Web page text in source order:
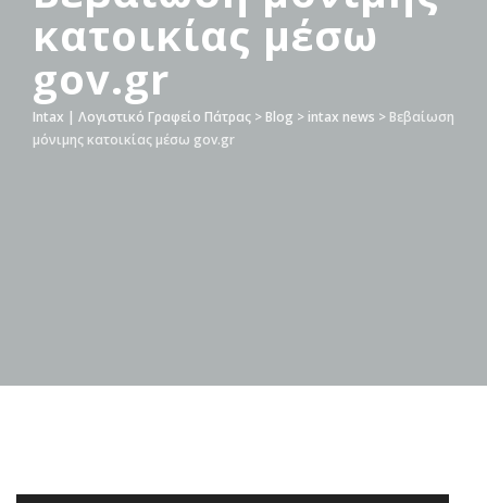
κατοικίας μέσω
gov.gr
Intax | Λογιστικό Γραφείο Πάτρας > Blog > intax news > Βεβαίωση
μόνιμης κατοικίας μέσω gov.gr